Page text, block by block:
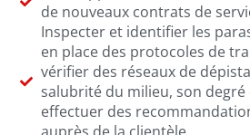
de nouveaux contrats de
Inspecter et identifier les
en place des protocoles de
vérifier des réseaux de
salubrité du milieu, son
effectuer des